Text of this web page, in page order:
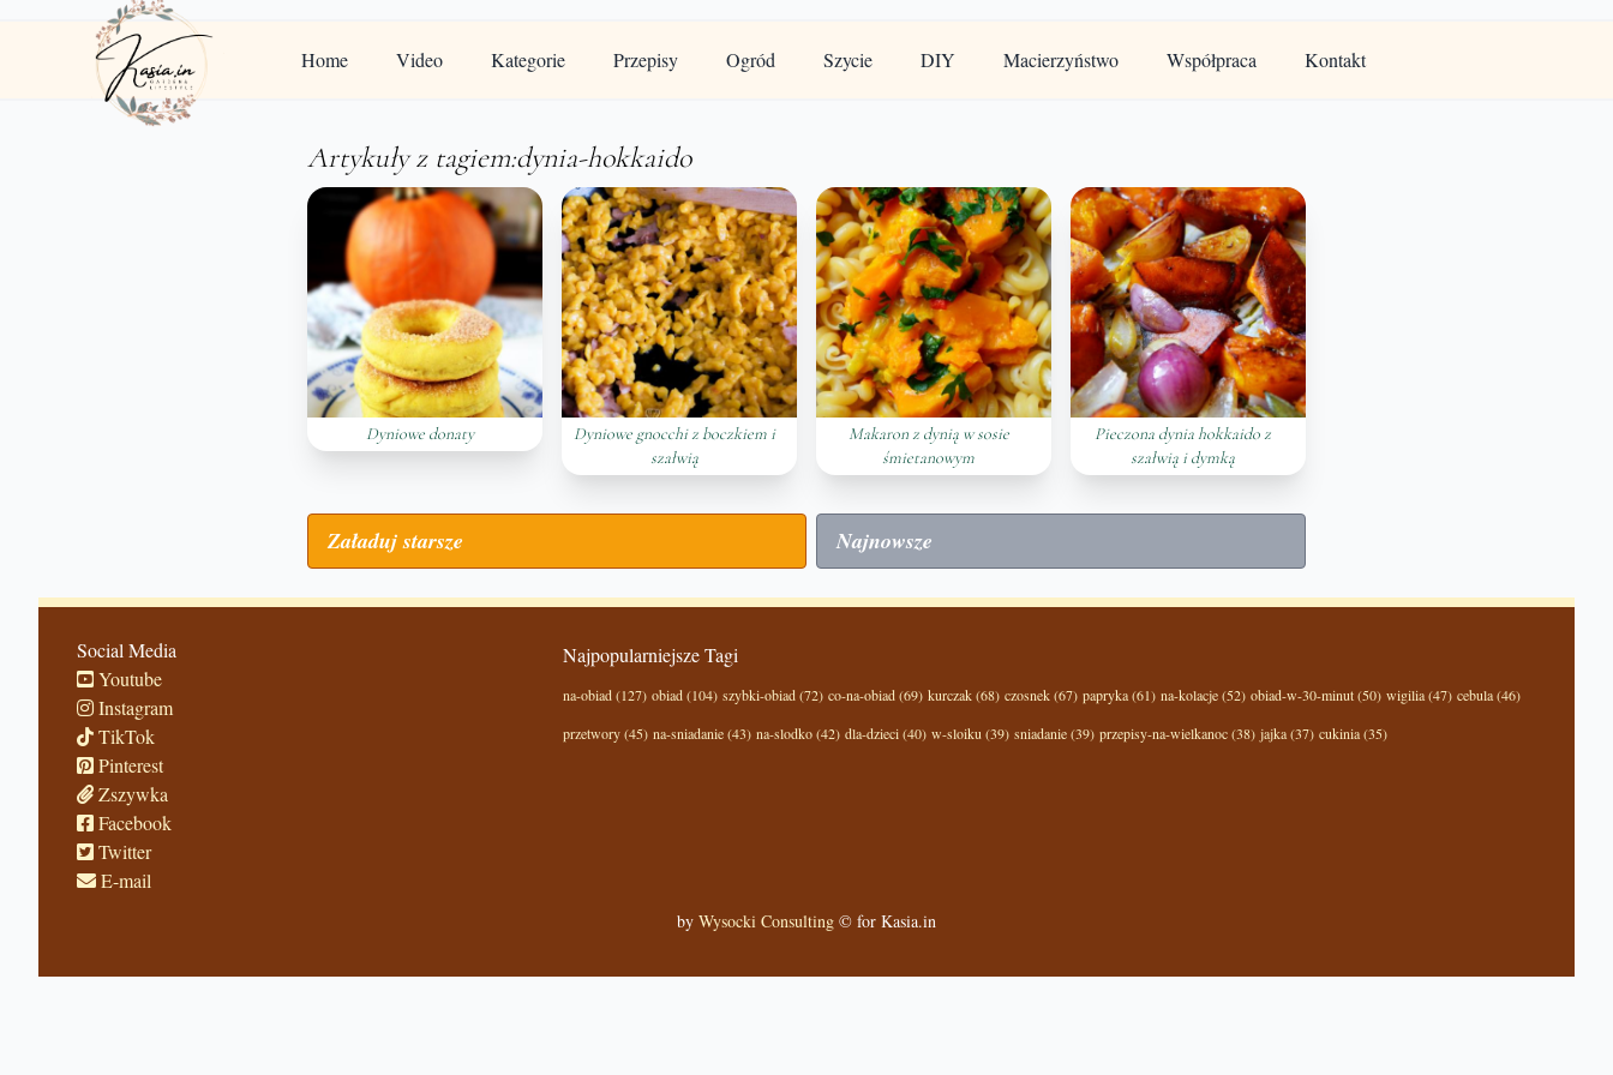
Home Video Kategorie Przepisy Ogród Szycie DIY Macierzyństwo Współpraca Kontakt
Artykuły z tagiem:dynia-hokkaido
Dyniowe donaty
Dyniowe gnocchi z boczkiem i
szałwią
Makaron z dynią w sosie
śmietanowym
Pieczona dynia hokkaido z
szałwią i dymką
Załaduj starsze Najnowsze
Social Media
Youtube
Instagram
TikTok
Pinterest
Zszywka
Facebook
Twitter
E-mail
Najpopularniejsze Tagi
na-obiad (127) obiad (104) szybki-obiad (72) co-na-obiad (69) kurczak (68) czosnek (67) papryka (61) na-kolacje (52) obiad-w-30-minut (50) wigilia (47) cebula (46)
przetwory (45) na-sniadanie (43) na-slodko (42) dla-dzieci (40) w-sloiku (39) sniadanie (39) przepisy-na-wielkanoc (38) jajka (37) cukinia (35)
by Wysocki Consulting© for Kasia.in